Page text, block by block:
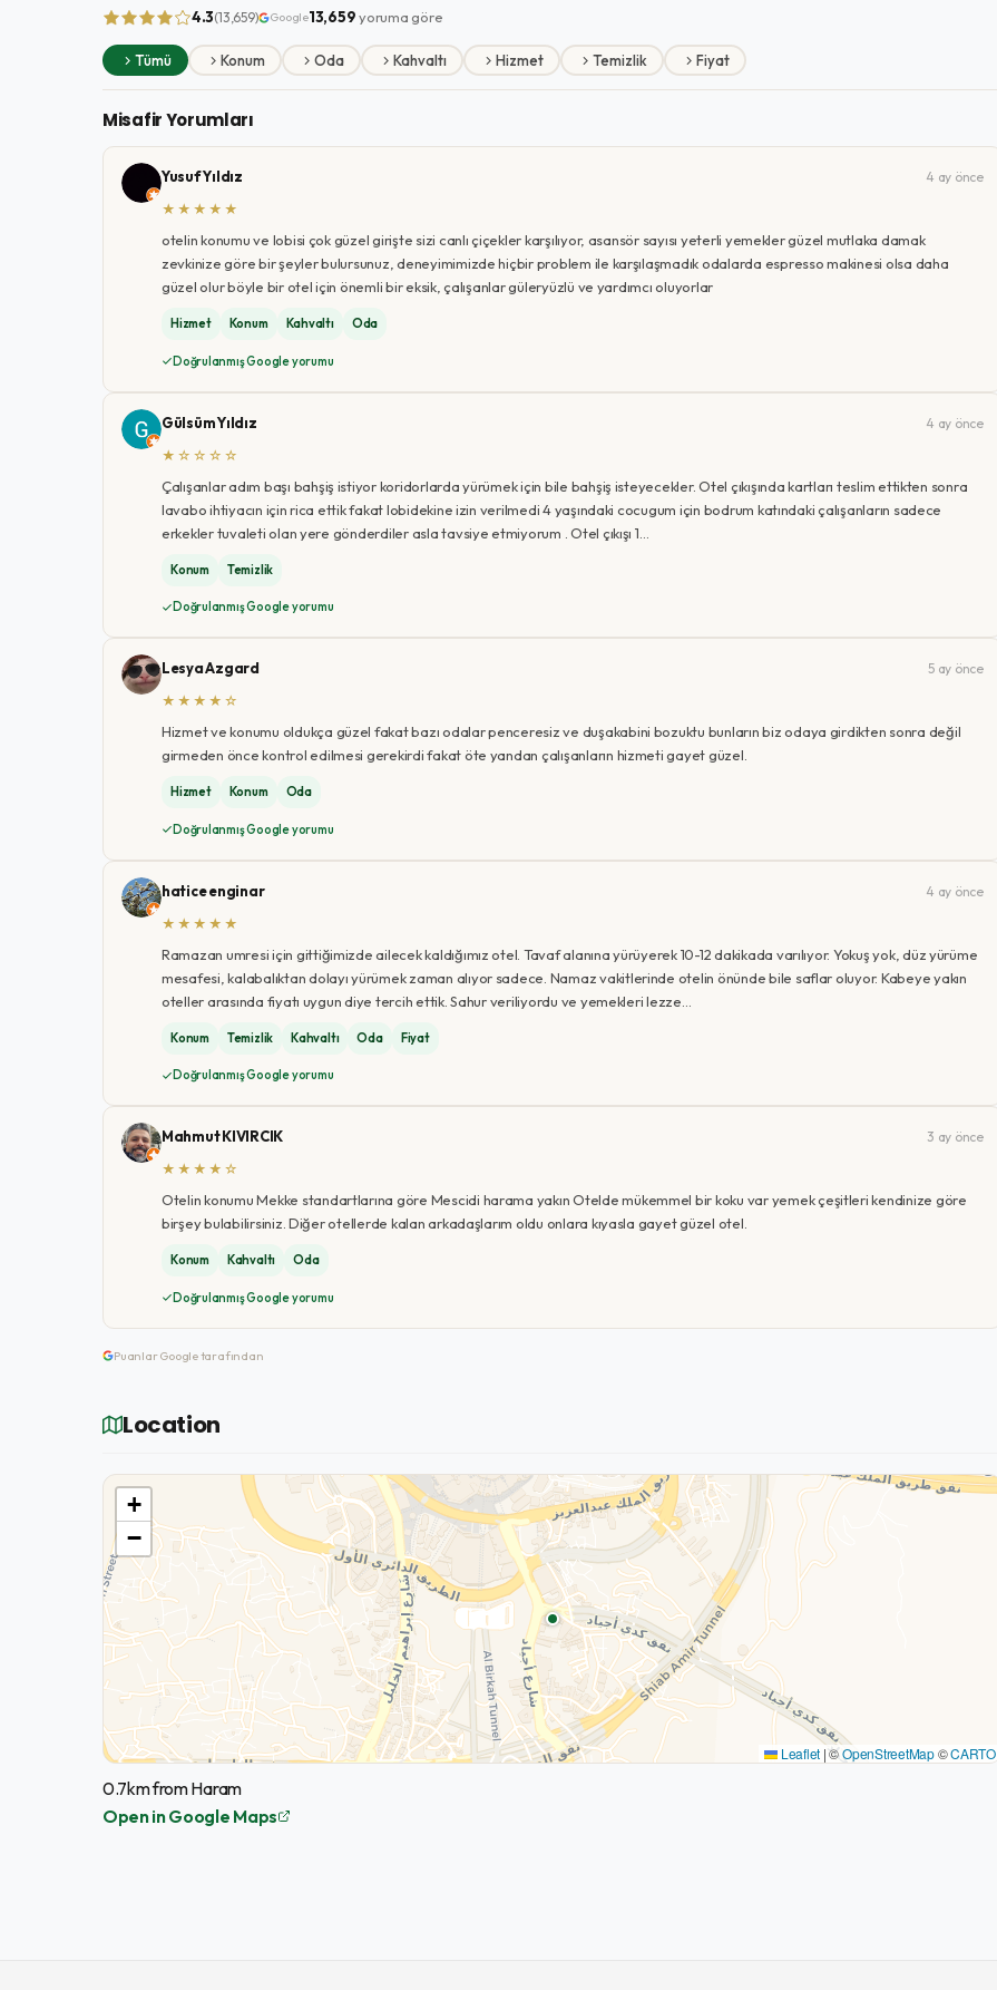
4.3(13,659) Google13,659yoruma göre
Tümü Konum Oda Kahvaltı Hizmet Temizlik Fiyat
Misafir Yorumları
Yusuf Yıldız
4 ay önce
★★★★★
otelin konumu ve lobisi çok güzel girişte sizi canlı çiçekler karşılıyor, asansör sayısı yeterli yemekler güzel mutlaka damak
zevkinize göre bir şeyler bulursunuz, deneyimimizde hiçbir problem ile karşılaşmadık odalarda espresso makinesi olsa daha
güzel olur böyle bir otel için önemli bir eksik, çalışanlar güleryüzlü ve yardımcı oluyorlar
Hizmet Konum Kahvaltı Oda
Doğrulanmış Google yorumu
Gülsüm Yıldız
4 ay önce
★☆☆☆☆
Çalışanlar adım başı bahşiş istiyor koridorlarda yürümek için bile bahşiş isteyecekler. Otel çıkışında kartları teslim ettikten sonra
lavabo ihtiyacın için rica ettik fakat lobidekine izin verilmedi 4 yaşındaki cocugum için bodrum katındaki çalışanların sadece
erkekler tuvaleti olan yere gönderdiler asla tavsiye etmiyorum . Otel çıkışı 1…
Konum Temizlik
Doğrulanmış Google yorumu
Lesya Azgard
5 ay önce
★★★★☆
Hizmet ve konumu oldukça güzel fakat bazı odalar penceresiz ve duşakabini bozuktu bunların biz odaya girdikten sonra değil
girmeden önce kontrol edilmesi gerekirdi fakat öte yandan çalışanların hizmeti gayet güzel.
Hizmet Konum Oda
Doğrulanmış Google yorumu
hatice enginar
4 ay önce
★★★★★
Ramazan umresi için gittiğimizde ailecek kaldığımız otel. Tavaf alanına yürüyerek 10-12 dakikada varılıyor. Yokuş yok, düz yürüme
mesafesi, kalabalıktan dolayı yürümek zaman alıyor sadece. Namaz vakitlerinde otelin önünde bile saflar oluyor. Kabeye yakın
oteller arasında fiyatı uygun diye tercih ettik. Sahur veriliyordu ve yemekleri lezze…
Konum Temizlik Kahvaltı Oda Fiyat
Doğrulanmış Google yorumu
Mahmut KIVIRCIK
3 ay önce
★★★★☆
Otelin konumu Mekke standartlarına göre Mescidi harama yakın Otelde mükemmel bir koku var yemek çeşitleri kendinize göre
birşey bulabilirsiniz. Diğer otellerde kalan arkadaşlarım oldu onlara kıyasla gayet güzel otel.
Konum Kahvaltı Oda
Doğrulanmış Google yorumu
Puanlar Google tarafından
Location
+
−
Leaflet |©OpenStreetMap©CARTO
0.7km from Haram
Open in Google Maps